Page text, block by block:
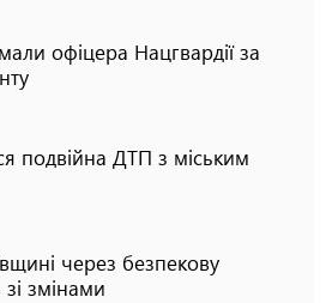
офіцера Нацгвардії за
подвійна ДТП з міським
через безпекову
змінами